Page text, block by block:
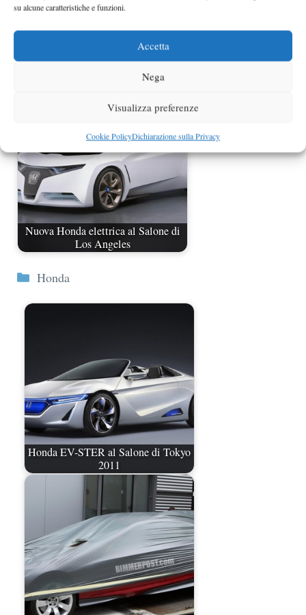
su alcune caratteristiche e funzioni.
Accetta
Nega
Visualizza preferenze
Cookie PolicyDichiarazione sulla Privacy
Kia monovolume Foto spia
Nuova Honda elettrica al Salone di
Los Angeles
Categorie
Honda
Honda EV-STER al Salone di Tokyo
2011